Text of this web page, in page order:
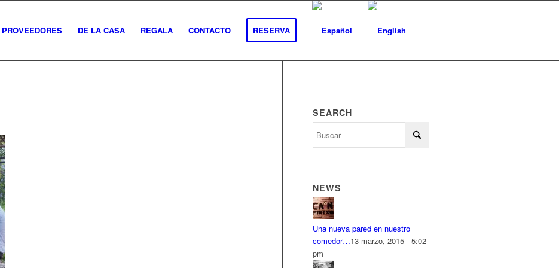
PROVEEDORES DE LA CASA REGALA CONTACTO RESERVA
SEARCH
NEWS
Una nueva pared en nuestro
comedor…13 marzo, 2015 - 5:02
pm